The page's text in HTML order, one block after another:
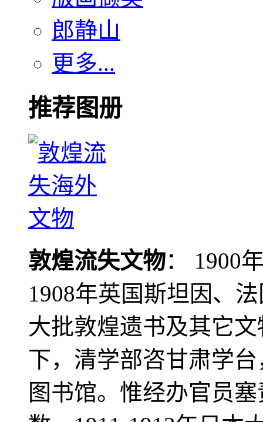
郎静山
更多...
推荐图册
敦煌流失文物： 1900
1908年英国斯坦因、
大批敦煌遗书及其它
下，清学部咨甘肃学
图书馆。惟经办官员